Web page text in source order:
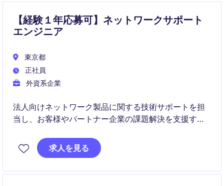
【経験１年応募可】ネットワークサポート
エンジニア
東京都
正社員
外資系企業
法人向けネットワーク製品に関する技術サポートを担
当し、お客様やパートナー企業の課題解決を支援する
がら、製品スペシャリストや将来的なリーダーポジシ
ョンを目指せる成長機会があります。
求人を見る